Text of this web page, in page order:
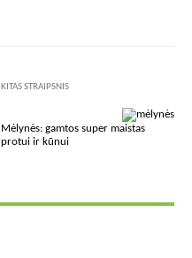
KITAS STRAIPSNIS
Mėlynės: gamtos super maistas
protui ir kūnui